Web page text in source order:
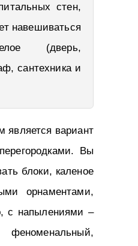
стен,
навешиваться
(дверь,
сантехника и
вариант
Вы
блоки, каленое
орнаментами,
с напылениями –
феноменальный,